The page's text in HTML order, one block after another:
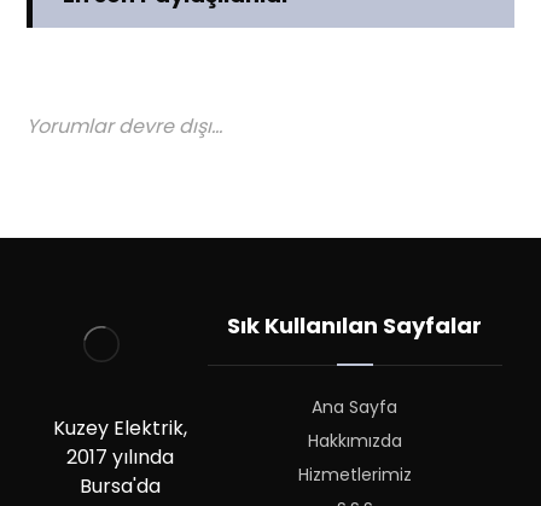
Yorumlar devre dışı...
Kuzey Elektrik,
2017 yılında
Bursa'da
Sık Kullanılan Sayfalar
Ana Sayfa
Hakkımızda
Hizmetlerimiz